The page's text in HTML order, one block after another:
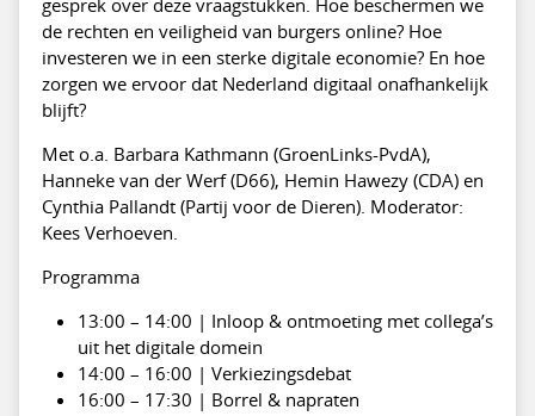
de rechten en veiligheid van burgers online? Hoe
investeren we in een sterke digitale economie? En hoe
zorgen we ervoor dat Nederland digitaal onafhankelijk
blijft?
Met o.a. Barbara Kathmann (GroenLinks-PvdA),
Hanneke van der Werf (D66), Hemin Hawezy (CDA) en
Cynthia Pallandt (Partij voor de Dieren). Moderator:
Kees Verhoeven.
Programma
13:00 – 14:00 | Inloop & ontmoeting met collega’s
uit het digitale domein
14:00 – 16:00 | Verkiezingsdebat
16:00 – 17:30 | Borrel & napraten